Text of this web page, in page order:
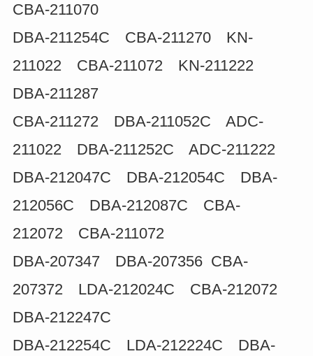
CBA-211070
DBA-211254C CBA-211270 KN-
211022 CBA-211072 KN-211222
DBA-211287
CBA-211272 DBA-211052C ADC-
211022 DBA-211252C ADC-211222
DBA-212047C DBA-212054C DBA-
212056C DBA-212087C CBA-
212072 CBA-211072
DBA-207347 DBA-207356 CBA-
207372 LDA-212024C CBA-212072
DBA-212247C
DBA-212254C LDA-212224C DBA-